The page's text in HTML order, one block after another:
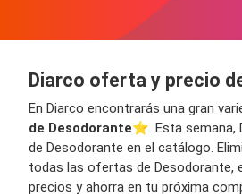
Diarco oferta y precio
En Diarco encontrarás una gran
de Desodorante⭐️. Esta semana,
de Desodorante en el catálogo.
todas las ofertas de Desodorante,
precios y ahorra en tu próxima